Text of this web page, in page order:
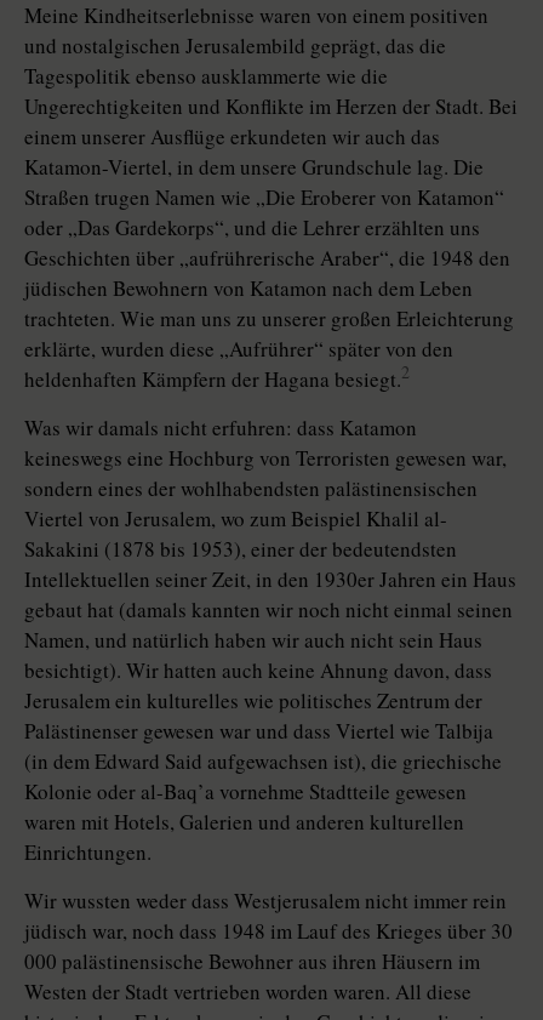
Meine Kindheitserlebnisse waren von einem positiven
und nostalgischen Jerusalembild geprägt, das die
Tagespolitik ebenso ausklammerte wie die
Ungerechtigkeiten und Konflikte im Herzen der Stadt. Bei
einem unserer Ausflüge erkundeten wir auch das
Katamon-Viertel, in dem unsere Grundschule lag. Die
Straßen trugen Namen wie „Die Eroberer von Katamon“
oder „Das Gardekorps“, und die Lehrer erzählten uns
Geschichten über „aufrührerische Araber“, die 1948 den
jüdischen Bewohnern von Katamon nach dem Leben
trachteten. Wie man uns zu unserer großen Erleichterung
erklärte, wurden diese „Aufrührer“ später von den
heldenhaften Kämpfern der Hagana besiegt.2
Was wir damals nicht erfuhren: dass Katamon
keineswegs eine Hochburg von Terroristen gewesen war,
sondern eines der wohlhabendsten palästinensischen
Viertel von Jerusalem, wo zum Beispiel Khalil al-
Sakakini (1878 bis 1953), einer der bedeutendsten
Intellektuellen seiner Zeit, in den 1930er Jahren ein Haus
gebaut hat (damals kannten wir noch nicht einmal seinen
Namen, und natürlich haben wir auch nicht sein Haus
besichtigt). Wir hatten auch keine Ahnung davon, dass
Jerusalem ein kulturelles wie politisches Zentrum der
Palästinenser gewesen war und dass Viertel wie Talbija
(in dem Edward Said aufgewachsen ist), die griechische
Kolonie oder al-Baq’a vornehme Stadtteile gewesen
waren mit Hotels, Galerien und anderen kulturellen
Einrichtungen.
Wir wussten weder dass Westjerusalem nicht immer rein
jüdisch war, noch dass 1948 im Lauf des Krieges über 30
000 palästinensische Bewohner aus ihren Häusern im
Westen der Stadt vertrieben worden waren. All diese